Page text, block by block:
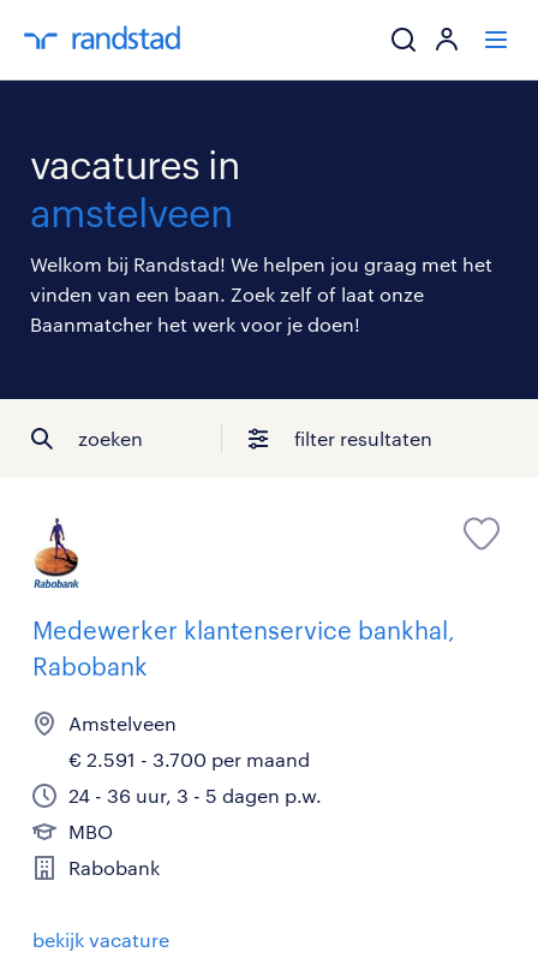
mijn carrière
over randstad
vacatures in
amstelveen
Welkom bij Randstad! We helpen jou graag met het
vinden van een baan. Zoek zelf of laat onze
Baanmatcher het werk voor je doen!
zoeken filter resultaten
Medewerker klantenservice bankhal,
Rabobank
Amstelveen
€ 2.591 - 3.700 per maand
24 - 36 uur, 3 - 5 dagen p.w.
MBO
Rabobank
bekijk vacature